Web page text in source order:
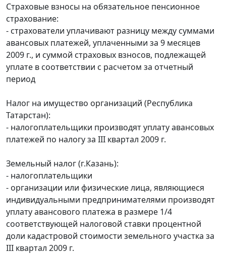
Страховые взносы на обязательное пенсионное
страхование:
- страхователи уплачивают разницу между суммами
авансовых платежей, уплаченными за 9 месяцев
2009 г., и суммой страховых взносов, подлежащей
уплате в соответствии с расчетом за отчетный
период
Налог на имущество организаций (Республика
Татарстан):
- налогоплательщики производят уплату авансовых
платежей по налогу за III квартал 2009 г.
Земельный налог (г.Казань):
- налогоплательщики
- организации или физические лица, являющиеся
индивидуальными предпринимателями производят
уплату авансового платежа в размере 1/4
соответствующей налоговой ставки процентной
доли кадастровой стоимости земельного участка за
III квартал 2009 г.